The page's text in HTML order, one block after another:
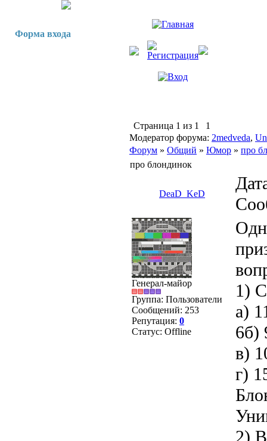
Форма входа
Страница 1 из 1
1
Модератор форума: 2medveda,
Форум » Общий » Юмор » про
про блондинок
DeaD_KeD
Генерал-майор
Группа: Пользователи
Сообщений: 253
Репутация: 0
Статус: Offline
1)
а)
6б)
в)
г)
2)